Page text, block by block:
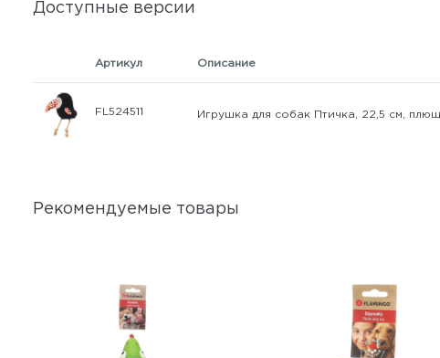
Доступные версии
Артикул Описание
FL524511 Игрушка для собак Птичка, 22,5 см,
Рекомендуемые товары